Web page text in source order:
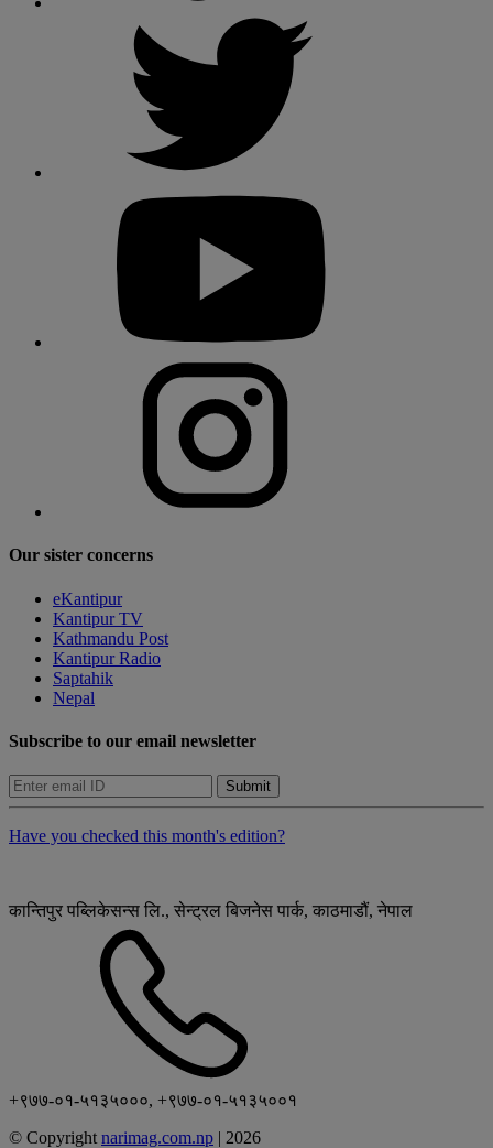
Our sister concerns
eKantipur
Kantipur TV
Kathmandu Post
Kantipur Radio
Saptahik
Nepal
Subscribe to our email newsletter
Submit
Have you checked this month's edition?
कान्तिपुर पब्लिकेसन्स लि., सेन्ट्रल बिजनेस पार्क, काठमाडौं, नेपाल
+९७७-०१-५१३५०००, +९७७-०१-५१३५००१
© Copyright narimag.com.np | 2026